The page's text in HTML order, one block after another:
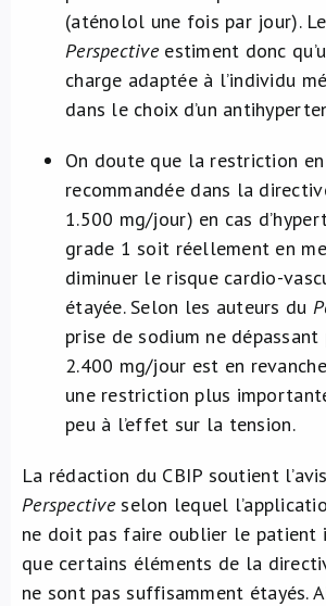
(aténolol une fois par jour).
Perspectiveestiment donc
charge adaptée à l’individu
dans le choix d’un
On doute que la restriction
recommandée dans la
1.500 mg/jour) en cas
grade 1 soit réellement en
diminuer le risque cardio-
étayée. Selon les auteurs du
prise de sodium ne dépassant
2.400 mg/jour est en
une restriction plus
peu à l’effet sur la tension.
La rédaction du CBIP soutient
Perspectiveselon lequel
ne doit pas faire oublier le patient
que certains éléments de la
ne sont pas suffisamment étayés.